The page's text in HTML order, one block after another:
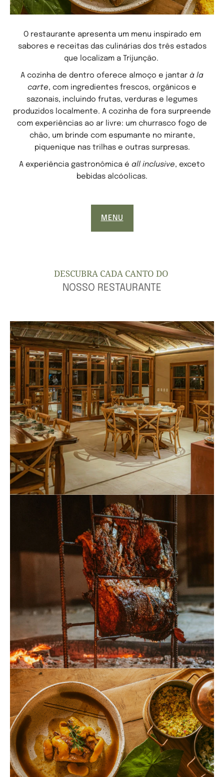
O restaurante apresenta um menu inspirado em
sabores e receitas das culinárias dos três estados
que localizam a Trijunção.
A cozinha de dentro oferece almoço e jantar à la
carte, com ingredientes frescos, orgânicos e
sazonais, incluindo frutas, verduras e legumes
produzidos localmente. A cozinha de fora surpreende
com experiências ao ar livre: um churrasco fogo de
chão, um brinde com espumante no mirante,
piquenique nas trilhas e outras surpresas.
A experiência gastronômica é all inclusive, exceto
bebidas alcóolicas.
MENU
DESCUBRA CADA CANTO DO
NOSSO RESTAURANTE